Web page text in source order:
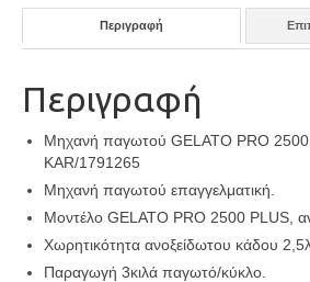
Περιγραφή
Περιγραφή
Μηχανή παγωτού GELATO PRO
KAR/1791265
Μηχανή παγωτού επαγγελματική.
Μοντέλο GELATO PRO 2500 PLUS,
Χωρητικότητα ανοξείδωτου κάδου
Παραγωγή 3κιλά παγωτό/κύκλο.